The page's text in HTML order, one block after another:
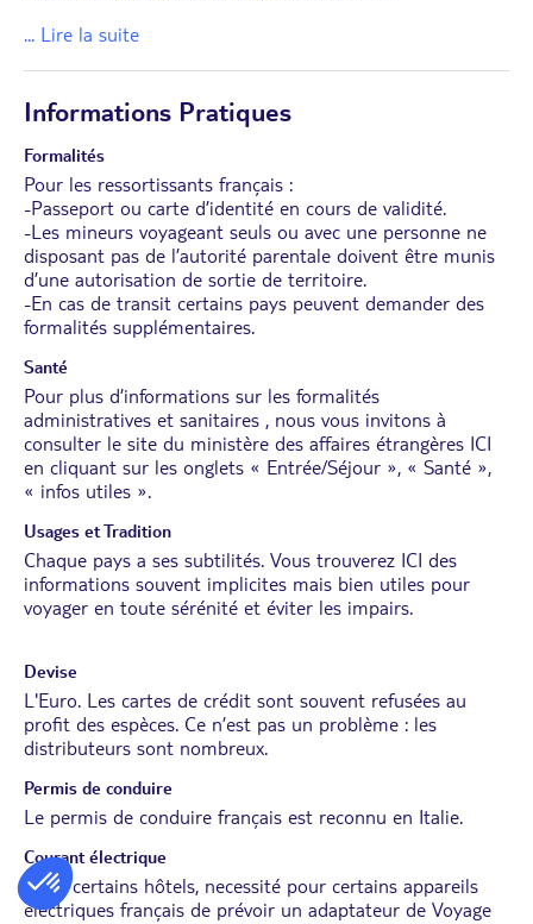
... Lire la suite
Informations Pratiques
Formalités
Pour les ressortissants français :
-Passeport ou carte d’identité en cours de validité.
-Les mineurs voyageant seuls ou avec une personne ne
disposant pas de l’autorité parentale doivent être munis
d’une autorisation de sortie de territoire.
-En cas de transit certains pays peuvent demander des
formalités supplémentaires.
Santé
Pour plus d’informations sur les formalités
administratives et sanitaires , nous vous invitons à
consulter le site du ministère des affaires étrangères ICI
en cliquant sur les onglets « Entrée/Séjour », « Santé »,
« infos utiles ».
Usages et Tradition
Chaque pays a ses subtilités. Vous trouverez ICI des
informations souvent implicites mais bien utiles pour
voyager en toute sérénité et éviter les impairs.
Devise
L'Euro. Les cartes de crédit sont souvent refusées au
profit des espèces. Ce n’est pas un problème : les
distributeurs sont nombreux.
Permis de conduire
Le permis de conduire français est reconnu en Italie.
Courant électrique
Dans certains hôtels, necessité pour certains appareils
électriques français de prévoir un adaptateur de Voyage